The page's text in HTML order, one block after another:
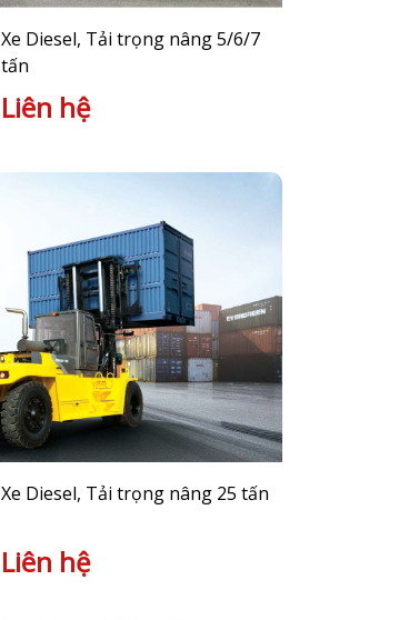
Xe Diesel, Tải trọng nâng 5/6/7
tấn
Liên hệ
Xe Diesel, Tải trọng nâng 25 tấn
Liên hệ